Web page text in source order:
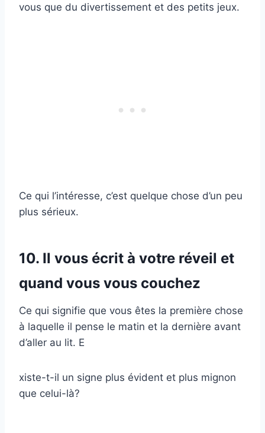
vous que du divertissement et des petits jeux.
Ce qui l’intéresse, c’est quelque chose d’un peu
plus sérieux.
10. Il vous écrit à votre réveil et
quand vous vous couchez
Ce qui signifie que vous êtes la première chose
à laquelle il pense le matin et la dernière avant
d’aller au lit. E
xiste-t-il un signe plus évident et plus mignon
que celui-là?